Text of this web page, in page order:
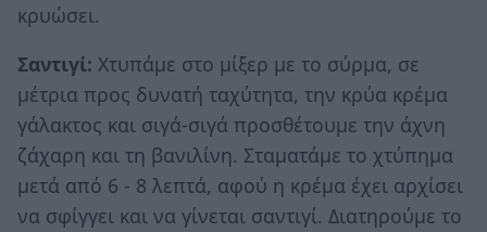
κρυώσει.
Σαντιγί: Χτυπάμε στο μίξερ με το σύρμα, σε
μέτρια προς δυνατή ταχύτητα, την κρύα κρέμα
γάλακτος και σιγά-σιγά προσθέτουμε την άχνη
ζάχαρη και τη βανιλίνη. Σταματάμε το χτύπημα
μετά από 6 - 8 λεπτά, αφού η κρέμα έχει αρχίσει
να σφίγγει και να γίνεται σαντιγί. Διατηρούμε το